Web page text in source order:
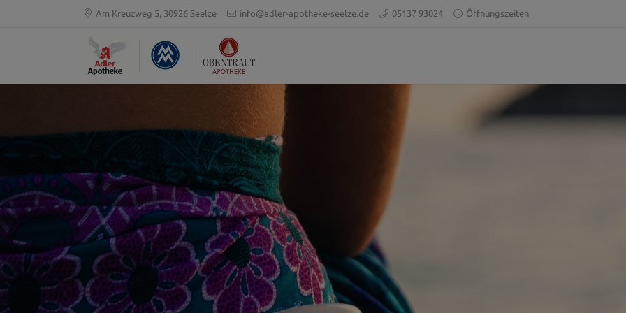
Am Kreuzweg 5, 30926 Seelze info@adler-apotheke-seelze.de 05137 93024 Öffnungszeiten